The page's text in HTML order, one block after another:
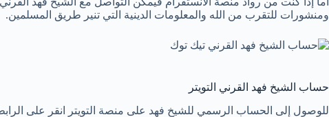
ومنشورات للتقرب من الله والمعلومات الدينية التي تنير طريق المسلمين.
حساب الشيخ فهد القرني التويتر
للوصول إلى الحساب الرسمي للشيخ فهد على منصة التويتر انقر على